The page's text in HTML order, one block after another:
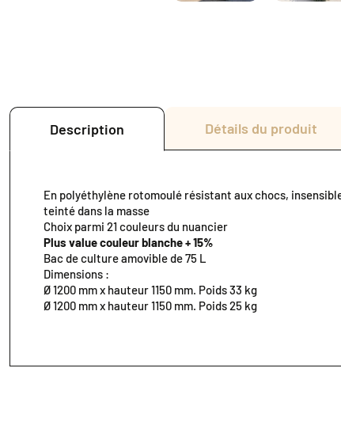
Description Détails du produit
En polyéthylène rotomoulé résistant aux chocs,
teinté dans la masse
Choix parmi 21 couleurs du nuancier
Plus value couleur blanche + 15%
Bac de culture amovible de 75 L
Dimensions :
Ø 1200 mm x hauteur 1150 mm. Poids 33 kg
Ø 1200 mm x hauteur 1150 mm. Poids 25 kg